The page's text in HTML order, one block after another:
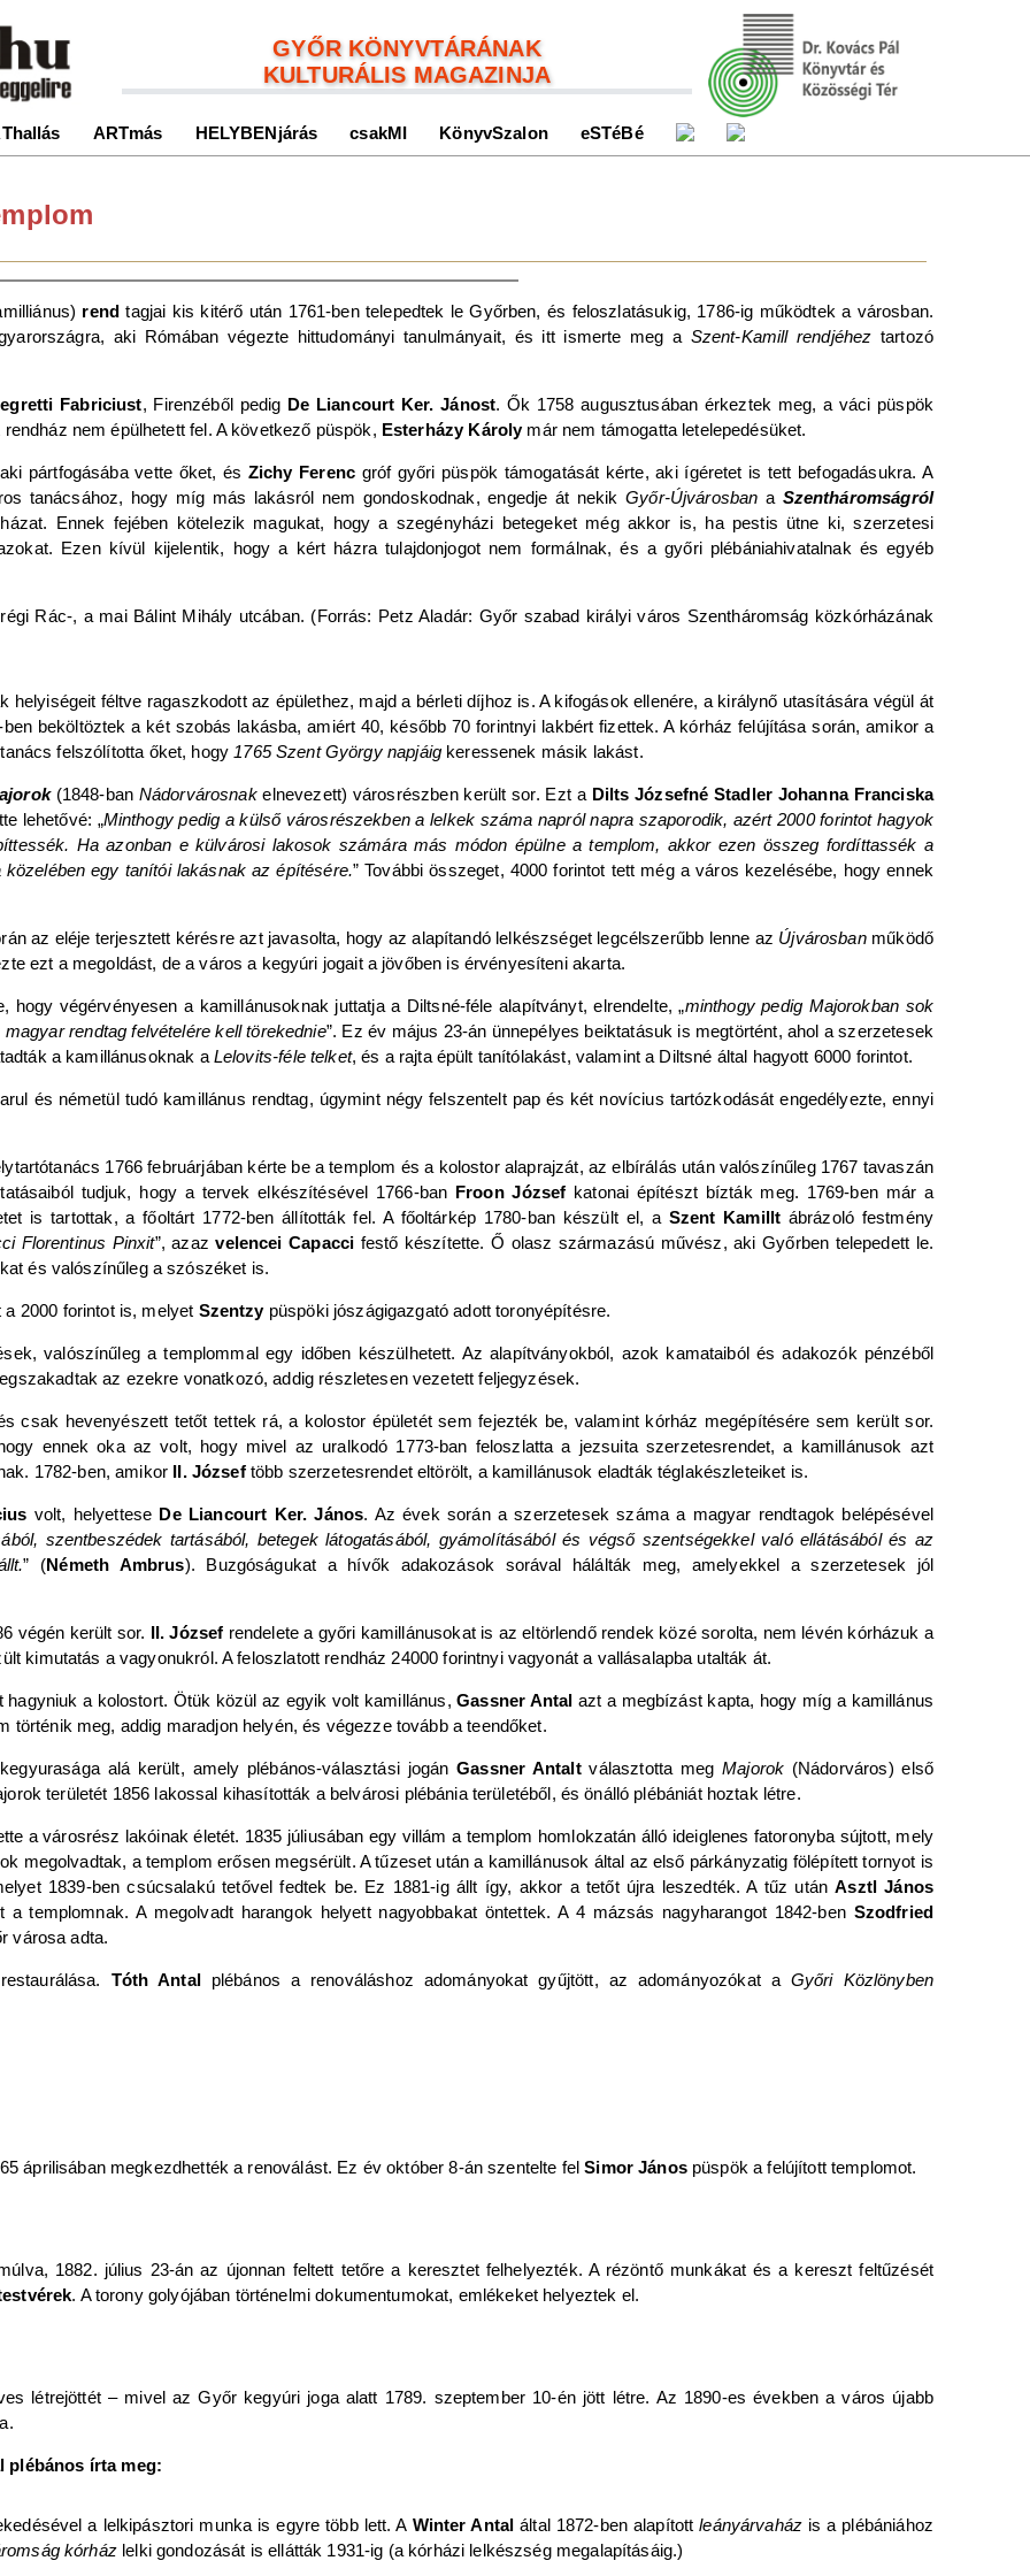
GYŐR KÖNYVTÁRÁNAK
KULTURÁLIS MAGAZINJA
ARTmás HELYBENjárás csakMI KönyvSzalon eSTéBé
rend tagjai kis kitérő után 1761-ben telepedtek le Győrben, és feloszlatásukig, 1786-ig működtek a városban.
aki Rómában végezte hittudományi tanulmányait, és itt ismerte meg a Szent-Kamill rendjéhez tartozó
Fabriciust, Firenzéből pedig De Liancourt Ker. Jánost. Ők 1758 augusztusában érkeztek meg, a váci püspök
nem épülhetett fel. A következő püspök, Esterházy Károlymár nem támogatta letelepedésüket.
pártfogásába vette őket, és Zichy Ferenc gróf győri püspök támogatását kérte, aki ígéretet is tett befogadásukra. A
tanácsához, hogy míg más lakásról nem gondoskodnak, engedje át nekikGyőr-Újvárosban a Szentháromságról
Ennek fejében kötelezik magukat, hogy a szegényházi betegeket még akkor is, ha pestis ütne ki, szerzetesi
Ezen kívül kijelentik, hogy a kért házra tulajdonjogot nem formálnak, és a győri plébániahivatalnak és egyéb
Rác-, a mai Bálint Mihály utcában. (Forrás: Petz Aladár: Győr szabad királyi város Szentháromság közkórházának
féltve ragaszkodott az épülethez, majd a bérleti díjhoz is. A kifogások ellenére, a királynő utasítására végül át
beköltöztek a két szobás lakásba, amiért 40, később 70 forintnyi lakbért fizettek. A kórház felújítása során, amikor a
felszólította őket, hogy 1765 Szent György napjáigkeressenek másik lakást.
(1848-ban Nádorvárosnakelnevezett) városrészben került sor. Ezt a Dilts Józsefné Stadler Johanna Franciska
lehetővé: „Minthogy pedig a külső városrészekben a lelkek száma napról napra szaporodik, azért 2000 forintot hagyok
Ha azonban e külvárosi lakosok számára más módon épülne a templom, akkor ezen összeg fordíttassék a
egy tanítói lakásnak az építésére.” További összeget, 4000 forintot tett még a város kezelésébe, hogy ennek
az eléje terjesztett kérésre azt javasolta, hogy az alapítandó lelkészséget legcélszerűbb lenne az Újvárosbanműködő
ezt a megoldást, de a város a kegyúri jogait a jövőben is érvényesíteni akarta.
hogy végérvényesen a kamillánusoknak juttatja a Diltsné-féle alapítványt, elrendelte, „minthogy pedig Majorokban sok
rendtag felvételére kell törekednie”. Ez év május 23-án ünnepélyes beiktatásuk is megtörtént, ahol a szerzetesek
a kamillánusoknak a Lelovits-féle telket, és a rajta épült tanítólakást, valamint a Diltsné által hagyott 6000 forintot.
és németül tudó kamillánus rendtag, úgymint négy felszentelt pap és két novícius tartózkodását engedélyezte, ennyi
1766 februárjában kérte be a templom és a kolostor alaprajzát, az elbírálás után valószínűleg 1767 tavaszán
tudjuk, hogy a tervek elkészítésével 1766-ban Froon József katonai építészt bízták meg. 1769-ben már a
is tartottak, a főoltárt 1772-ben állították fel. A főoltárkép 1780-ban készült el, a Szent Kamillt ábrázoló festmény
Florentinus Pinxit”, azazvelencei Capacci festő készítette. Ő olasz származású művész, aki Győrben telepedett le.
és valószínűleg a szószéket is.
2000 forintot is, melyet Szentzy püspöki jószágigazgató adott toronyépítésre.
valószínűleg a templommal egy időben készülhetett. Az alapítványokból, azok kamataiból és adakozók pénzéből
az ezekre vonatkozó, addig részletesen vezetett feljegyzések.
csak hevenyészett tetőt tettek rá, a kolostor épületét sem fejezték be, valamint kórház megépítésére sem került sor.
ennek oka az volt, hogy mivel az uralkodó 1773-ban feloszlatta a jezsuita szerzetesrendet, a kamillánusok azt
1782-ben, amikor II. Józseftöbb szerzetesrendet eltörölt, a kamillánusok eladták téglakészleteiket is.
volt, helyettese De Liancourt Ker. János. Az évek során a szerzetesek száma a magyar rendtagok belépésével
szentbeszédek tartásából, betegek látogatásából, gyámolításából és végső szentségekkel való ellátásából és az
” (Németh Ambrus). Buzgóságukat a hívők adakozások sorával hálálták meg, amelyekkel a szerzetesek jól
végén került sor. II. József rendelete a győri kamillánusokat is az eltörlendő rendek közé sorolta, nem lévén kórházuk a
kimutatás a vagyonukról. A feloszlatott rendház 24000 forintnyi vagyonát a vallásalapba utalták át.
a kolostort. Ötük közül az egyik volt kamillánus,Gassner Antal azt a megbízást kapta, hogy míg a kamillánus
történik meg, addig maradjon helyén, és végezze tovább a teendőket.
alá került, amely plébános-választási jogánGassner Antaltválasztotta megMajorok (Nádorváros) első
területét 1856 lakossal kihasították a belvárosi plébánia területéből, és önálló plébániát hoztak létre.
a városrész lakóinak életét. 1835 júliusában egy villám a templom homlokzatán álló ideiglenes fatoronyba sújtott, mely
megolvadtak, a templom erősen megsérült. A tűzeset után a kamillánusok által az első párkányzatig fölépített tornyot is
1839-ben csúcsalakú tetővel fedtek be. Ez 1881-ig állt így, akkor a tetőt újra leszedték. A tűz utánAsztl János
templomnak. A megolvadt harangok helyett nagyobbakat öntettek. A 4 mázsás nagyharangot 1842-ben Szodfried
városa adta.
Tóth Antalplébános a renováláshoz adományokat gyűjtött, az adományozókat a Győri Közlönyben
áprilisában megkezdhették a renoválást. Ez év október 8-án szentelte felSimor Jánospüspök a felújított templomot.
1882. július 23-án az újonnan feltett tetőre a keresztet felhelyezték. A rézöntő munkákat és a kereszt feltűzését
. A torony golyójában történelmi dokumentumokat, emlékeket helyeztek el.
létrejöttét – mivel az Győr kegyúri joga alatt 1789. szeptember 10-én jött létre. Az 1890-es években a város újabb
plébános írta meg:
a lelkipásztori munka is egyre több lett. A Winter Antal által 1872-ben alapítottleányárvaház is a plébániához
kórházlelki gondozását is ellátták 1931-ig (a kórházi lelkészség megalapításáig.)